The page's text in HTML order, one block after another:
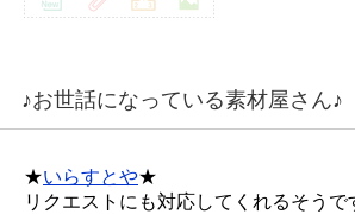
♪お世話になっている素材屋さん♪
★いらすとや★
リクエストにも対応してくれるそうで